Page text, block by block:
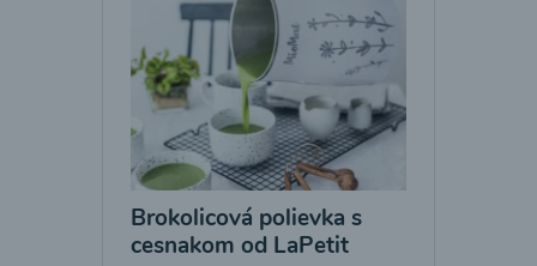
Brokolicová polievka s
cesnakom od LaPetit